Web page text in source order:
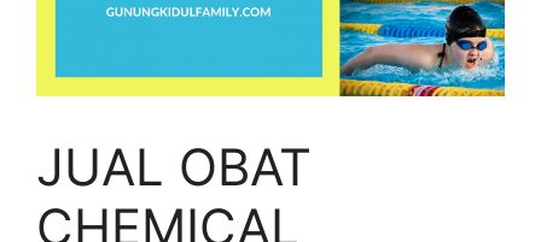
JUAL OBAT
CHEMICAL